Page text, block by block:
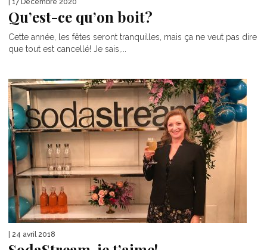
| 17 Décembre 2020
Qu’est-ce qu’on boit?
Cette année, les fêtes seront tranquilles, mais ça ne veut pas dire
que tout est cancellé! Je sais,...
| 24 avril 2018